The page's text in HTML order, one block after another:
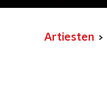
Artiesten